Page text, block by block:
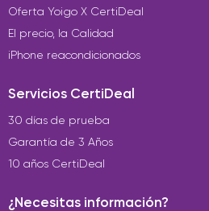
Oferta Yoigo X CertiDeal
El precio, la Calidad
iPhone reacondicionados
Servicios CertiDeal
30 días de prueba
Garantía de 3 Años
10 años CertiDeal
¿Necesitas información?